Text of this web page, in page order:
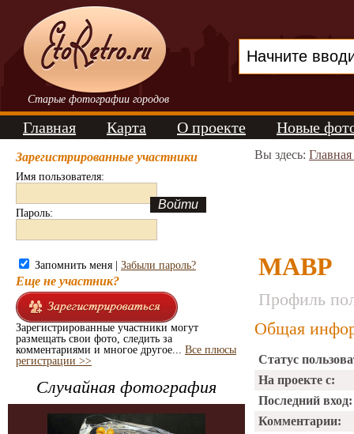
Старые фотографии городов
Главная Карта О проекте Новые
Зарегистрированные участники
Имя пользователя:
Пароль:
Запомнить меня | Забыли пароль?
Еще не участник?
Зарегистрированные участники могут
размещать свои фото, следить за
комментариями и многое другое... Все плюсы
регистрации >>
Случайная фотография
Вы здесь:
МАВР
Профиль
Общая
Статус
На проекте с:
Последний вход:
Комментарии: